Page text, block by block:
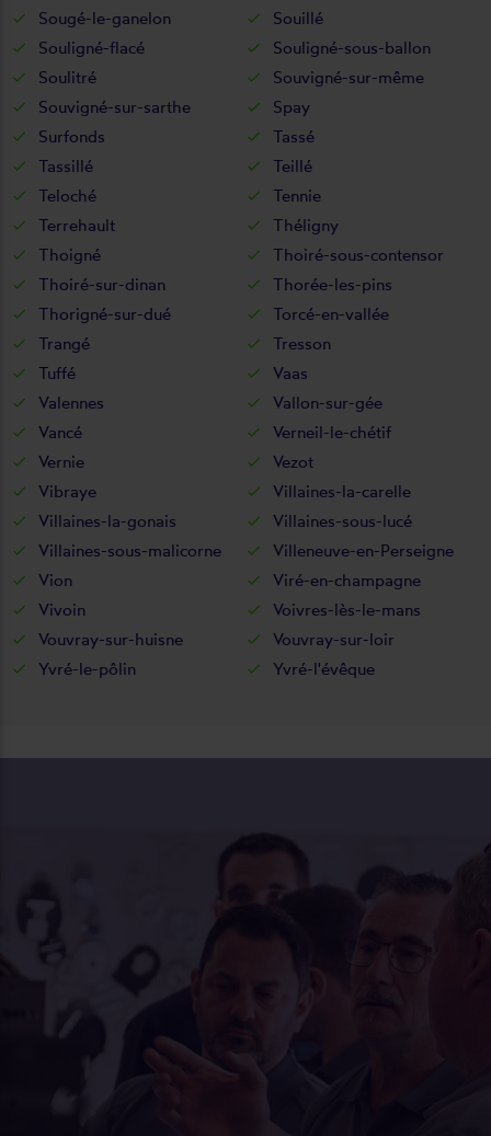
Sougé-le-ganelon
Souillé
Souligné-flacé
Souligné-sous-ballon
Soulitré
Souvigné-sur-même
Souvigné-sur-sarthe
Spay
Surfonds
Tassé
Tassillé
Teillé
Teloché
Tennie
Terrehault
Théligny
Thoigné
Thoiré-sous-contensor
Thoiré-sur-dinan
Thorée-les-pins
Thorigné-sur-dué
Torcé-en-vallée
Trangé
Tresson
Tuffé
Vaas
Valennes
Vallon-sur-gée
Vancé
Verneil-le-chétif
Vernie
Vezot
Vibraye
Villaines-la-carelle
Villaines-la-gonais
Villaines-sous-lucé
Villaines-sous-malicorne
Villeneuve-en-Perseigne
Vion
Viré-en-champagne
Vivoin
Voivres-lès-le-mans
Vouvray-sur-huisne
Vouvray-sur-loir
Yvré-le-pôlin
Yvré-l'évêque